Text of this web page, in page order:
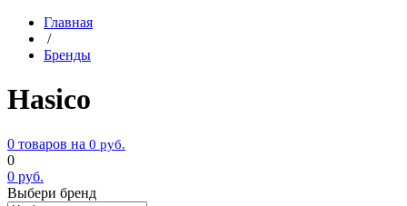
Главная
/
Бренды
Hasico
0 товаров на 0 руб.
0
0 руб.
Выбери бренд